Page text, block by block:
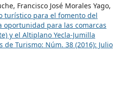
Francisco José Morales Yago,
turístico para el fomento del
oportunidad para las comarcas
y el Altiplano Yecla-Jumilla
de Turismo: Núm. 38 (2016): Julio